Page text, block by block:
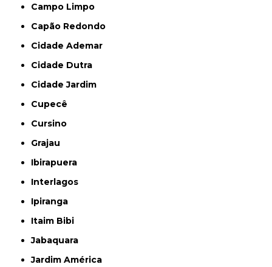
Campo Limpo
Capão Redondo
Cidade Ademar
Cidade Dutra
Cidade Jardim
Cupecê
Cursino
Grajau
Ibirapuera
Interlagos
Ipiranga
Itaim Bibi
Jabaquara
Jardim América